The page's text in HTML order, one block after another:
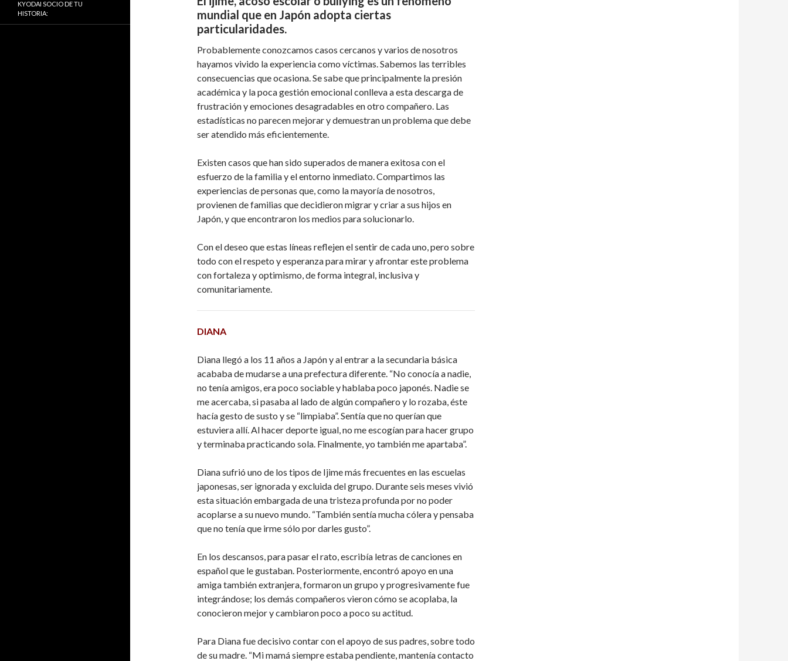
mundial que en Japón adopta ciertas
particularidades.
Probablemente conozcamos casos cercanos y varios de nosotros
hayamos vivido la experiencia como víctimas. Sabemos las terribles
consecuencias que ocasiona. Se sabe que principalmente la presión
académica y la poca gestión emocional conlleva a esta descarga de
frustración y emociones desagradables en otro compañero. Las
estadísticas no parecen mejorar y demuestran un problema que debe
ser atendido más eficientemente.
Existen casos que han sido superados de manera exitosa con el
esfuerzo de la familia y el entorno inmediato. Compartimos las
experiencias de personas que, como la mayoría de nosotros,
provienen de familias que decidieron migrar y criar a sus hijos en
Japón, y que encontraron los medios para solucionarlo.
Con el deseo que estas líneas reflejen el sentir de cada uno, pero sobre
todo con el respeto y esperanza para mirar y afrontar este problema
con fortaleza y optimismo, de forma integral, inclusiva y
comunitariamente.
DIANA
Diana llegó a los 11 años a Japón y al entrar a la secundaria básica
acababa de mudarse a una prefectura diferente. “No conocía a nadie,
no tenía amigos, era poco sociable y hablaba poco japonés. Nadie se
me acercaba, si pasaba al lado de algún compañero y lo rozaba, éste
hacía gesto de susto y se “limpiaba”. Sentía que no querían que
estuviera allí. Al hacer deporte igual, no me escogían para hacer grupo
y terminaba practicando sola. Finalmente, yo también me apartaba”.
Diana sufrió uno de los tipos de Ijime más frecuentes en las escuelas
japonesas, ser ignorada y excluida del grupo. Durante seis meses vivió
esta situación embargada de una tristeza profunda por no poder
acoplarse a su nuevo mundo. “También sentía mucha cólera y pensaba
que no tenía que irme sólo por darles gusto”.
En los descansos, para pasar el rato, escribía letras de canciones en
español que le gustaban. Posteriormente, encontró apoyo en una
amiga también extranjera, formaron un grupo y progresivamente fue
integrándose; los demás compañeros vieron cómo se acoplaba, la
conocieron mejor y cambiaron poco a poco su actitud.
Para Diana fue decisivo contar con el apoyo de sus padres, sobre todo
de su madre. “Mi mamá siempre estaba pendiente, mantenía contacto
KYODAI SOCIO DE TU
HISTORIA: